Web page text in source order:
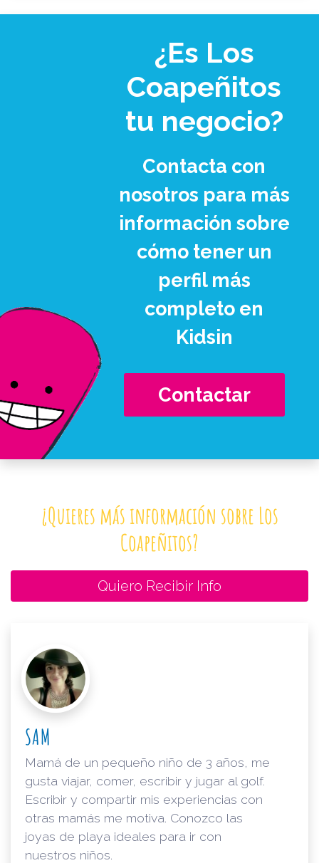
¿Es Los
Coapeñitos
tu negocio?
Contacta con
nosotros para más
información sobre
cómo tener un
perfil más
completo en
Kidsin
Contactar
¿Quieres más información sobre Los
Coapeñitos?
Quiero Recibir Info
SAM
Mamá de un pequeño niño de 3 años, me
gusta viajar, comer, escribir y jugar al golf.
Escribir y compartir mis experiencias con
otras mamás me motiva. Conozco las
joyas de playa ideales para ir con
nuestros niños.